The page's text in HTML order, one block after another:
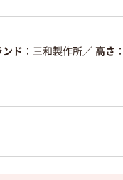
ンド 三和製作所／ 高さ